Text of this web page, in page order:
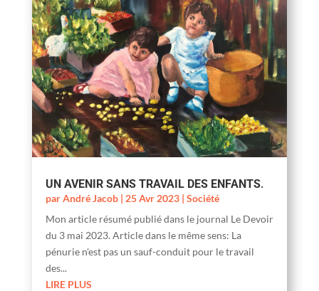
UN AVENIR SANS TRAVAIL DES ENFANTS.
parAndré Jacob| 25 Avr 2023| Société
Mon article résumé publié dans le journal Le Devoir
du 3 mai 2023. Article dans le même sens: La
pénurie n'est pas un sauf-conduit pour le travail
des...
LIRE PLUS